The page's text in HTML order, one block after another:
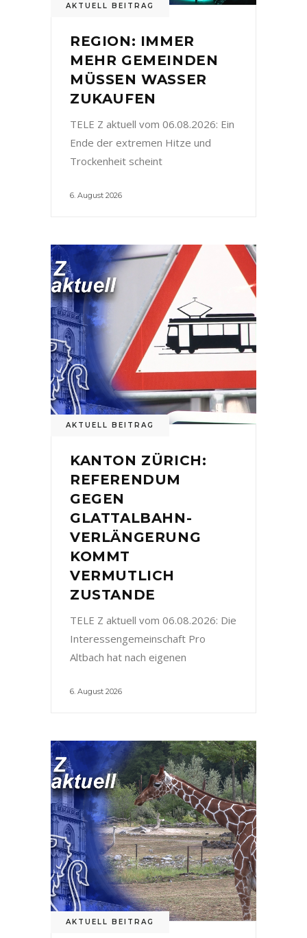
AKTUELL BEITRAG
REGION: IMMER
MEHR GEMEINDEN
MÜSSEN WASSER
ZUKAUFEN
TELE Z aktuell vom 06.08.2026: Ein
Ende der extremen Hitze und
Trockenheit scheint
6. August 2026
AKTUELL BEITRAG
KANTON ZÜRICH:
REFERENDUM
GEGEN
GLATTALBAHN-
VERLÄNGERUNG
KOMMT
VERMUTLICH
ZUSTANDE
TELE Z aktuell vom 06.08.2026: Die
Interessengemeinschaft Pro
Altbach hat nach eigenen
6. August 2026
AKTUELL BEITRAG